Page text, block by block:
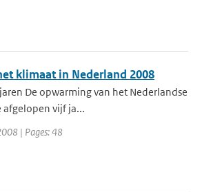
klimaat in Nederland 2008
De opwarming van het Nederlandse
afgelopen vijf ja...
| Pages: 48